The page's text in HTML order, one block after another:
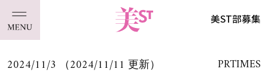
美ST部募集
2024/11/3 （2024/11/11 更新） PRTIMES